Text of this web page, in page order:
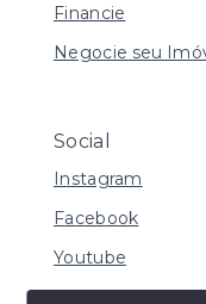
Financie
Negocie seu
Social
Instagram
Facebook
Youtube